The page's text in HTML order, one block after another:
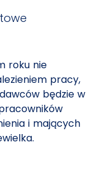
roku nie
pracy,
będzie w
i mających